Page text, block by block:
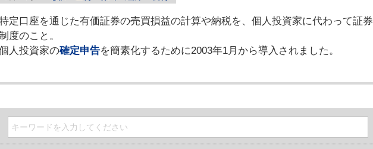
定口座を通じた有価証券の売買損益の計算や納税を、個人投資家に代わって証
度のこと。
人投資家の確定申告を簡素化するために2003年1月から導入されました。